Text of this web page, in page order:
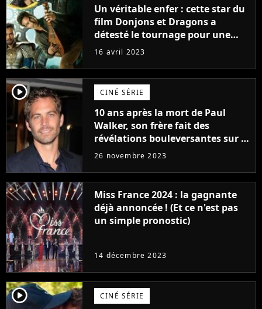
Un véritable enfer : cette star du
film Donjons et Dragons a
détesté le tournage pour une
raison très spéciale
16 avril 2023
player2 CINÉ SÉRIE
10 ans après la mort de Paul
Walker, son frère fait des
révélations bouleversantes sur la
réaction des acteurs de Fast and
26 novembre 2023
Miss France 2024 : la gagnante
déjà annoncée ! (Et ce n'est pas
un simple pronostic)
14 décembre 2023
player2 CINÉ SÉRIE